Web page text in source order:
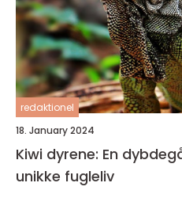
redaktionel
18. January 2024
Kiwi dyrene: En
unikke fugleliv